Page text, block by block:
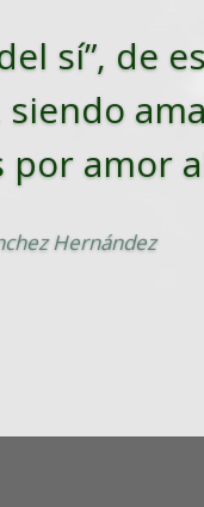
sí”, de
amor
Hernández